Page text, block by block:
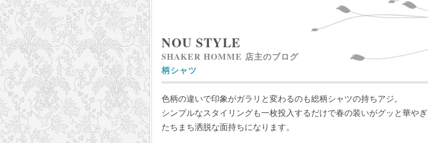
NOU STYLE
SHAKER HOMME 店主のブログ
柄シャツ
色柄の違いで印象がガラリと変わるのも総柄シャツの持ちアジ。
シンプルなスタイリングも一枚投入するだけで春の装いがグッと華やぎ
たちまち洒脱な面持ちになります。